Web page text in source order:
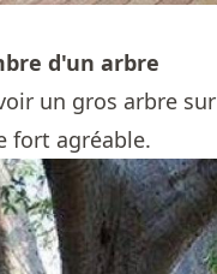
d'un arbre
un gros arbre
fort agréable.